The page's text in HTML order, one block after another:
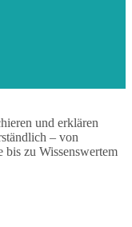
und erklären
– von
bis zu Wissenswertem